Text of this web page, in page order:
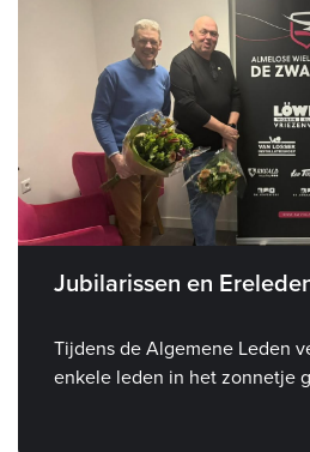
Jubilarissen en
Tijdens de Algemene Leden
enkele leden in het zonnetje